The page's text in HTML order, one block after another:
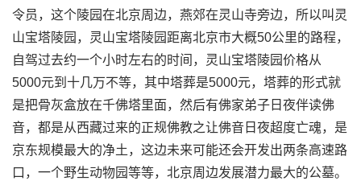
令员，这个陵园在北京周边，燕郊在灵山寺旁边，所以叫灵
山宝塔陵园，灵山宝塔陵园距离北京市大概50公里的路程，
自驾过去约一个小时左右的时间，灵山宝塔陵园价格从
5000元到十几万不等，其中塔葬是5000元，塔葬的形式就
是把骨灰盒放在千佛塔里面，然后有佛家弟子日夜伴读佛
音，都是从西藏过来的正规佛教之让佛音日夜超度亡魂，是
京东规模最大的净土，这边未来可能还会开发出两条高速路
口，一个野生动物园等等，北京周边发展潜力最大的公墓。